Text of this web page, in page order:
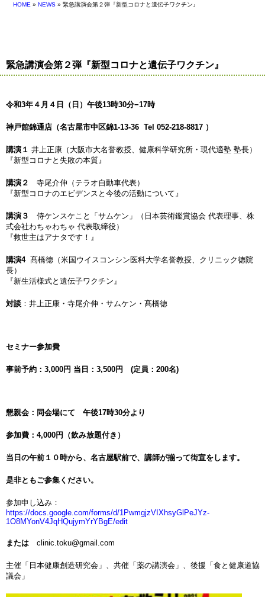
HOME » NEWS » 緊急講演会第２弾『新型コロナと遺伝子ワクチン』
緊急講演会第２弾『新型コロナと遺伝子ワクチン』
令和3年４月４日（日）午後13時30分−17時
神戸館錦通店（名古屋市中区錦1-13-36 Tel 052-218-8817 ）
講演１ 井上正康（大阪市大名誉教授、健康科学研究所・現代適塾 塾長）
『新型コロナと失敗の本質』
講演２ 寺尾介伸（テラオ自動車代表）
『新型コロナのエビデンスと今後の活動について』
講演３ 侍ケンスケこと「サムケン」（日本芸術鑑賞協会 代表理事、株
式会社わちゃわちゃ 代表取締役）
『救世主はアナタです！』
講演4 髙橋徳（米国ウイスコンシン医科大学名誉教授、クリニック徳院
長）
『新生活様式と遺伝子ワクチン』
対談 ：井上正康・寺尾介伸・サムケン・髙橋徳
セミナー参加費
事前予約： 3,000円 当日：3,500円 (定員：200名)
懇親会：同会場にて 午後17時30分より
参加費： 4,000円（飲み放題付き）
当日の午前１０時から、名古屋駅前で、講師が揃って街宣をします。
是非ともご参集ください。
参加申し込み：
https://docs.google.com/forms/d/1PwmgjzVIXhsyGlPeJYz-
1O8MYonV4JqHQujymYrYBgE/edit
または clinic.toku@gmail.com
主催「日本健康創造研究会」、共催「薬の講演会」、後援「食と健康道協
議会」